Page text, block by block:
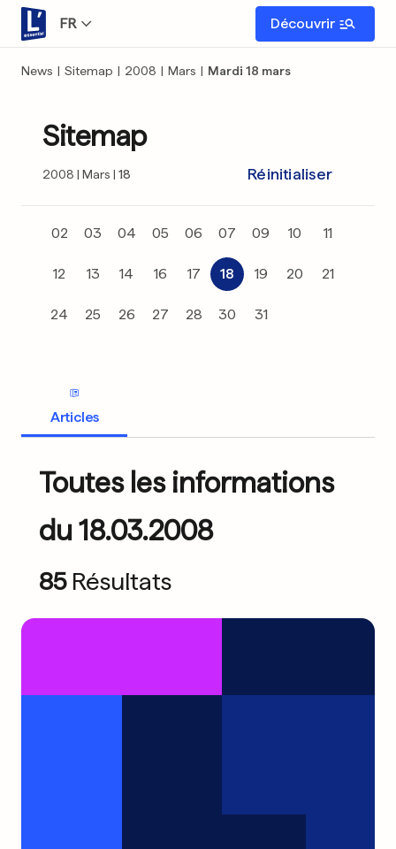
FR Découvrir
News | Sitemap | 2008 | Mars | Mardi 18 mars
Sitemap
2008 Mars 18 Réinitialiser
02 03 04 05 06 07 09 10 11
12 13 14 16 17 18 19 20 21
24 25 26 27 28 30 31
Articles
Toutes les informations
du 18.03.2008
85 Résultats